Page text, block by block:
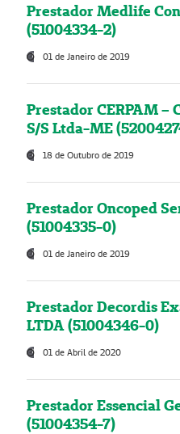
Prestador Medlife
(51004334-2)
01 de Janeiro de 2019
Prestador CERPAM –
S/S Ltda-ME
18 de Outubro de 2019
Prestador Oncoped
(51004335-0)
01 de Janeiro de 2019
Prestador Decordis
LTDA (51004346-0)
01 de Abril de 2020
Prestador Essencial
(51004354-7)